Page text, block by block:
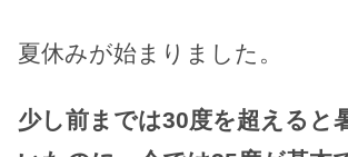
夏休みが始まりました。
少し前までは30度を超えると